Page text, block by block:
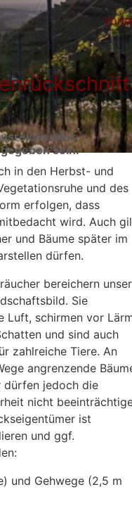
sein.
in den Herbst- und
und des
erfolgen, dass
wird. Auch
und Bäume später im
dürfen.
bereichern unser
Sie
Luft, schirmen vor
und sind auch
zahlreiche Tiere. An
angrenzende
dürfen jedoch die
nicht
ist
und ggf.
und Gehwege (2,5 m